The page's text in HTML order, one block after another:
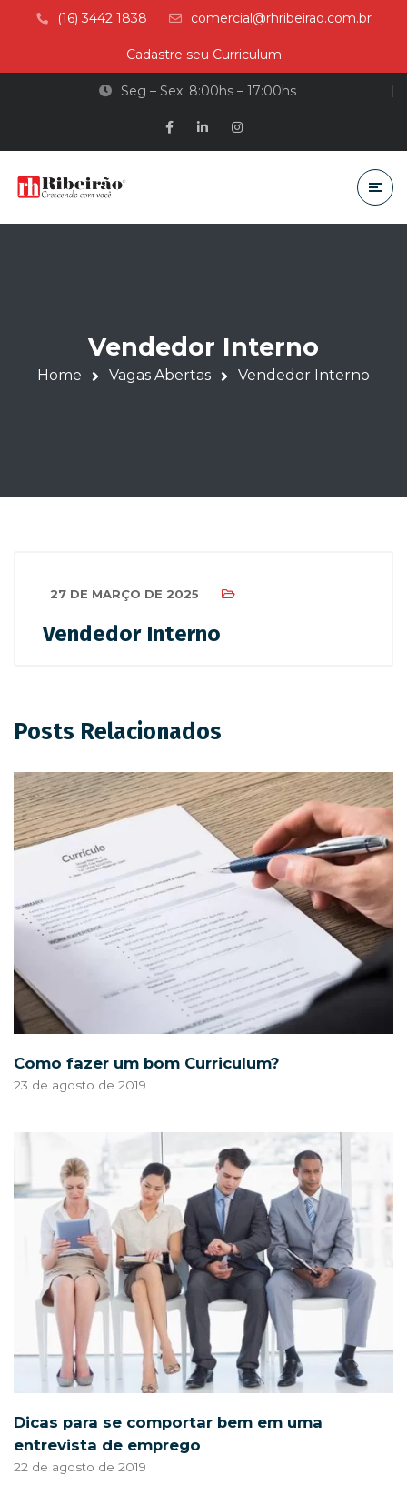
(16) 3442 1838 comercial@rhribeirao.com.br
Cadastre seu Curriculum
Seg – Sex: 8:00hs – 17:00hs
Vendedor Interno
Home Vagas Abertas Vendedor Interno
27 DE MARÇO DE 2025
Vendedor Interno
Posts Relacionados
Como fazer um bom Curriculum?
23 de agosto de 2019
Dicas para se comportar bem em uma
entrevista de emprego
22 de agosto de 2019